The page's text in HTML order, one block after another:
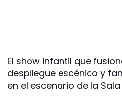
El show infantil que
despliegue escénico y
en el escenario de la Sala